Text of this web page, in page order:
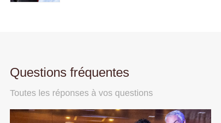
Questions fréquentes
Toutes les réponses à vos questions